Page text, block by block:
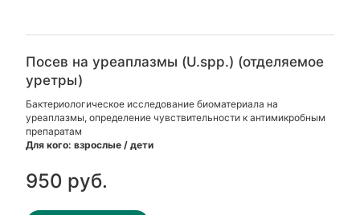
Посев на уреаплазмы (U.spp.) (отделяемое
уретры)
Бактериологическое исследование биоматериала на
уреаплазмы, определение чувствительности к антимикробным
препаратам
Для кого: взрослые / дети
950 руб.